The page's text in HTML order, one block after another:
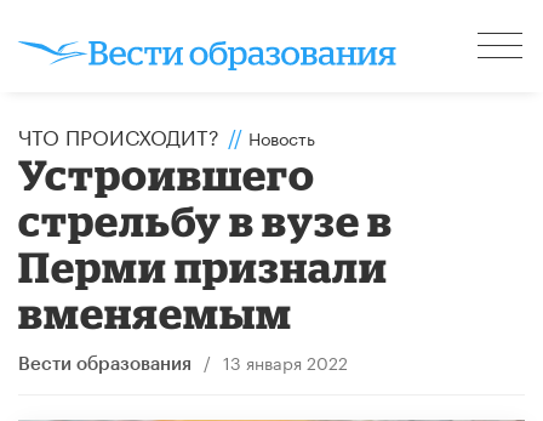
ЧТО ПРОИСХОДИТ? // Новость
Устроившего
стрельбу в вузе в
Перми признали
вменяемым
Вести образования / 13 января 2022